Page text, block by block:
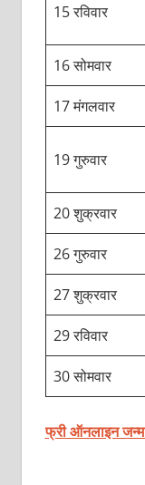
15 रविवार
16 सोमवार
17 मंगलवार
19 गुरुवार
20 शुक्रवार
26 गुरुवार
27 शुक्रवार
29 रविवार
30 सोमवार
फ्री ऑनलाइन